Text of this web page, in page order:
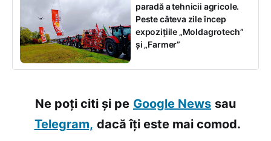
paradă a tehnicii agricole.
Peste câteva zile încep
expozițiile „Moldagrotech”
și „Farmer”
Ne poți citi și pe Google News sau
Telegram, dacă îți este mai comod.